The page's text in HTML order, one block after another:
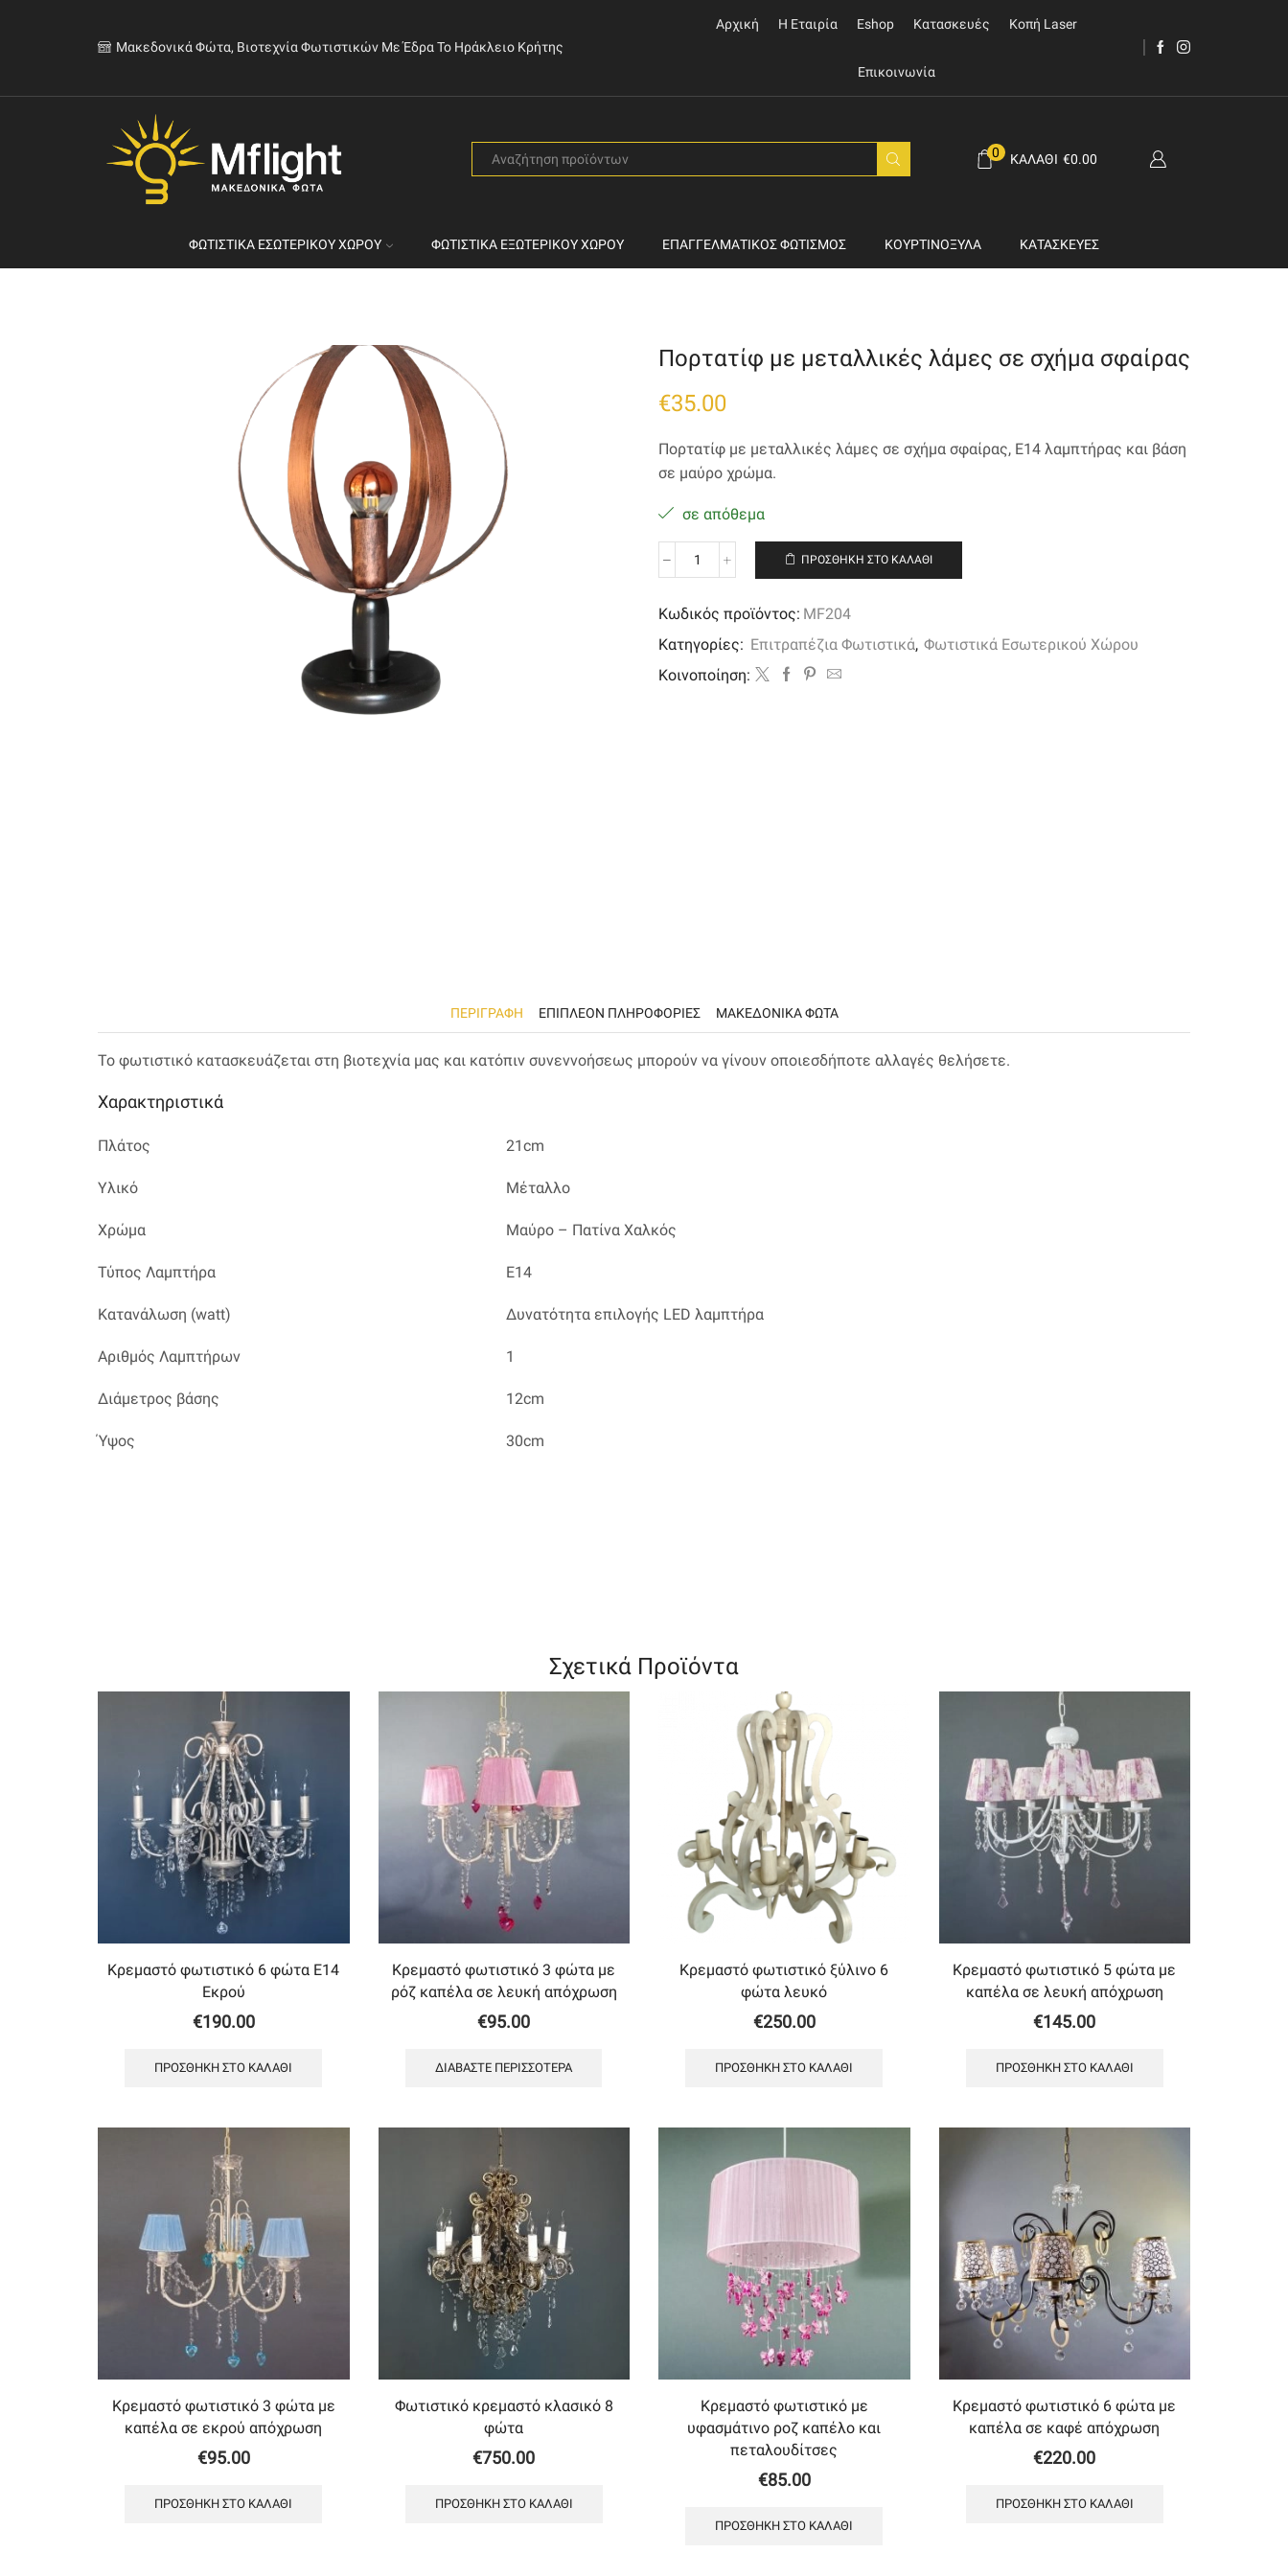
Μακεδονικά Φώτα, Βιοτεχνία Φωτιστικών Με Έδρα Το Ηράκλειο Κρήτης
Αρχική Η Εταιρία Eshop Κατασκευές Κοπή Laser
Επικοινωνία
0 ΚΑΛΆΘΙ €0.00
ΦΩΤΙΣΤΙΚΆ ΕΣΩΤΕΡΙΚΟΎ ΧΏΡΟΥ ΦΩΤΙΣΤΙΚΆ ΕΞΩΤΕΡΙΚΟΎ ΧΏΡΟΥ ΕΠΑΓΓΕΛΜΑΤΙΚΌΣ ΦΩΤΙΣΜΌΣ ΚΟΥΡΤΙΝΌΞΥΛΑ ΚΑΤΑΣΚΕΥΈΣ
Πορτατίφ με μεταλλικές λάμες σε σχήμα σφαίρας
€35.00
Πορτατίφ με μεταλλικές λάμες σε σχήμα σφαίρας, Ε14 λαμπτήρας και βάση
σε μαύρο χρώμα.
σε απόθεμα
Πορτατίφ
μεταλλικές
λάμες
σε
σφαίρας
ΠΡΟΣΘΉΚΗ ΣΤΟ ΚΑΛΆΘΙ
Κωδικός προϊόντος: MF204
Κατηγορίες: Επιτραπέζια Φωτιστικά, Φωτιστικά Εσωτερικού Χώρου
Kοινοποίηση:
ΠΕΡΙΓΡΑΦΉ ΕΠΙΠΛΈΟΝ ΠΛΗΡΟΦΟΡΊΕΣ ΜΑΚΕΔΟΝΙΚΑ ΦΩΤΑ
Το φωτιστικό κατασκευάζεται στη βιοτεχνία μας και κατόπιν συνεννοήσεως μπορούν να γίνουν οποιεσδήποτε αλλαγές θελήσετε.
Χαρακτηριστικά
Πλάτος 21cm
Υλικό Μέταλλο
Χρώμα Μαύρο – Πατίνα Χαλκός
Τύπος Λαμπτήρα Ε14
Κατανάλωση (watt) Δυνατότητα επιλογής LED λαμπτήρα
Αριθμός Λαμπτήρων 1
Διάμετρος βάσης 12cm
Ύψος 30cm
Σχετικά Προϊόντα
Κρεμαστό φωτιστικό 6 φώτα Ε14
Εκρού
€190.00
ΠΡΟΣΘΉΚΗ ΣΤΟ ΚΑΛΆΘΙ
Κρεμαστό φωτιστικό 3 φώτα με
ρόζ καπέλα σε λευκή απόχρωση
€95.00
ΔΙΑΒΆΣΤΕ ΠΕΡΙΣΣΌΤΕΡΑ
Κρεμαστό φωτιστικό ξύλινο 6
φώτα λευκό
€250.00
ΠΡΟΣΘΉΚΗ ΣΤΟ ΚΑΛΆΘΙ
Κρεμαστό φωτιστικό 5 φώτα με
καπέλα σε λευκή απόχρωση
€145.00
ΠΡΟΣΘΉΚΗ ΣΤΟ ΚΑΛΆΘΙ
Κρεμαστό φωτιστικό 3 φώτα με
καπέλα σε εκρού απόχρωση
€95.00
ΠΡΟΣΘΉΚΗ ΣΤΟ ΚΑΛΆΘΙ
Φωτιστικό κρεμαστό κλασικό 8
φώτα
€750.00
ΠΡΟΣΘΉΚΗ ΣΤΟ ΚΑΛΆΘΙ
Κρεμαστό φωτιστικό με
υφασμάτινο ροζ καπέλο και
πεταλουδίτσες
€85.00
ΠΡΟΣΘΉΚΗ ΣΤΟ ΚΑΛΆΘΙ
Κρεμαστό φωτιστικό 6 φώτα με
καπέλα σε καφέ απόχρωση
€220.00
ΠΡΟΣΘΉΚΗ ΣΤΟ ΚΑΛΆΘΙ